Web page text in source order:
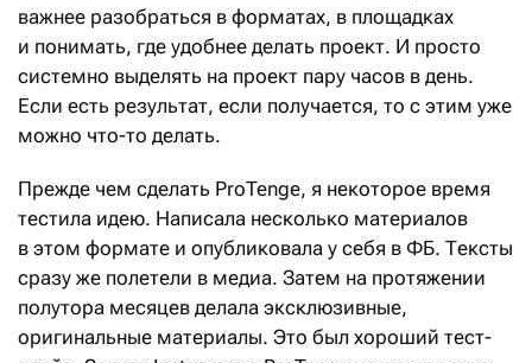
важнее разобраться в форматах, в площадках
и понимать, где удобнее делать проект. И просто
системно выделять на проект пару часов в день.
Если есть результат, если получается, то с этим уже
можно что-то делать.
Прежде чем сделать ProTenge, я некоторое время
тестила идею. Написала несколько материалов
в этом формате и опубликовала у себя в ФБ. Тексты
сразу же полетели в медиа. Затем на протяжении
полутора месяцев делала эксклюзивные,
оригинальные материалы. Это был хороший тест-